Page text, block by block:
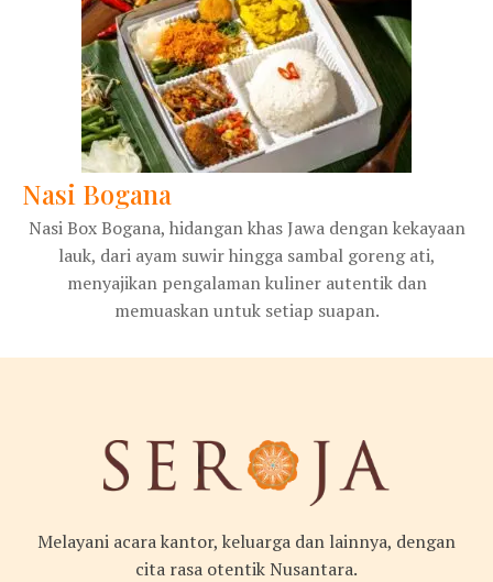
Nasi Bogana
Nasi Box Bogana, hidangan khas Jawa dengan kekayaan
lauk, dari ayam suwir hingga sambal goreng ati,
menyajikan pengalaman kuliner autentik dan
memuaskan untuk setiap suapan.
Melayani acara kantor, keluarga dan lainnya, dengan
cita rasa otentik Nusantara.